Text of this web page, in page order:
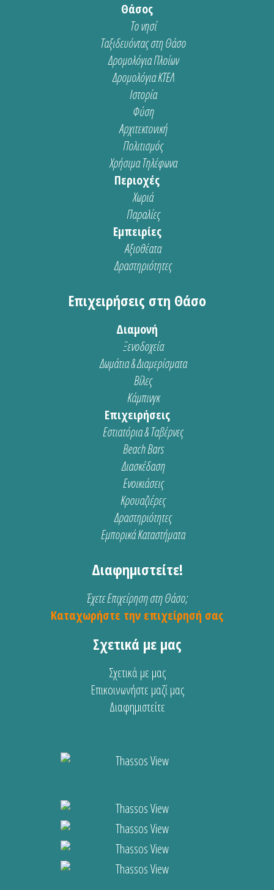
Θάσος
Το νησί
Ταξιδευόντας στη Θάσο
Δρομολόγια Πλοίων
Δρομολόγια ΚΤΕΛ
Ιστορία
Φύση
Αρχιτεκτονική
Πολιτισμός
Χρήσιμα Τηλέφωνα
Περιοχές
Χωριά
Παραλίες
Εμπειρίες
Αξιοθέατα
Δραστηριότητες
Επιχειρήσεις στη Θάσο
Διαμονή
Ξενοδοχεία
Δωμάτια & Διαμερίσματα
Βίλες
Κάμπινγκ
Επιχειρήσεις
Εστιατόρια & Ταβέρνες
Beach Bars
Διασκέδαση
Ενοικιάσεις
Κρουαζιέρες
Δραστηριότητες
Εμπορικά Καταστήματα
Διαφημιστείτε!
Έχετε Επιχείρηση στη Θάσο;
Καταχωρήστε την επιχείρησή σας
Σχετικά με μας
Σχετικά με μας
Επικοινωνήστε μαζί μας
Διαφημιστείτε